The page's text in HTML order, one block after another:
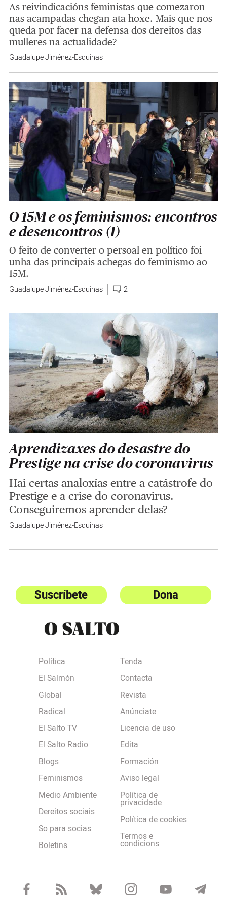
As reivindicacións feministas que comezaron
nas acampadas chegan ata hoxe. Mais que nos
queda por facer na defensa dos dereitos das
mulleres na actualidade?
Guadalupe Jiménez-Esquinas
O 15M e os feminismos: encontros
e desencontros (I)
O feito de converter o persoal en político foi
unha das principais achegas do feminismo ao
15M.
Guadalupe Jiménez-Esquinas 2
Aprendizaxes do desastre do
Prestige na crise do coronavirus
Hai certas analoxías entre a catástrofe do
Prestige e a crise do coronavirus.
Conseguiremos aprender delas?
Guadalupe Jiménez-Esquinas
Suscríbete Dona
Política
El Salmón
Global
Radical
El Salto TV
El Salto Radio
Blogs
Feminismos
Medio Ambiente
Dereitos sociais
So para socias
Boletins
Tenda
Contacta
Revista
Anúnciate
Licencia de uso
Edita
Formación
Aviso legal
Política de
privacidade
Política de cookies
Termos e
condicions